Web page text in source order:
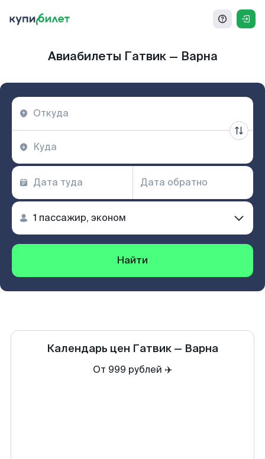
Авиабилеты Гатвик — Варна
Найти
Календарь цен Гатвик — Варна
От 999 рублей ✈️